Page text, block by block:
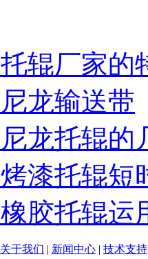
托辊厂家的
尼龙输送带
尼龙托辊的
烤漆托辊短
橡胶托辊运
关于我们 | 新闻中心 | 技术支持